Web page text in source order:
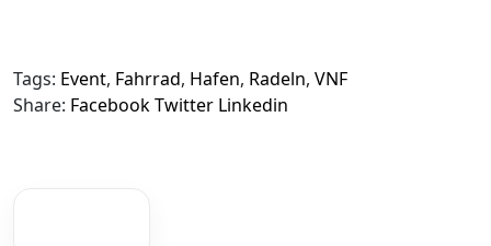
Tags: Event, Fahrrad, Hafen, Radeln, VNF
Share: FacebookTwitter Linkedin